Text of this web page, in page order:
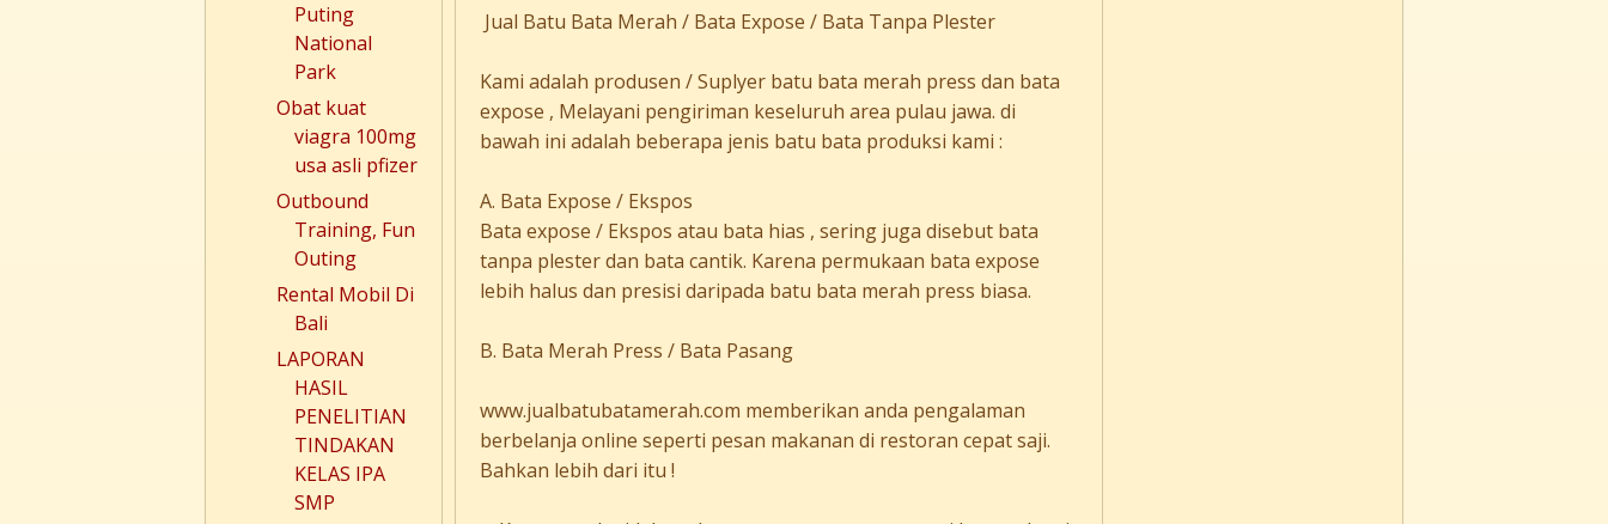
Jual Batu Bata Merah / Bata Expose / Bata Tanpa Plester
Kami adalah produsen / Suplyer batu bata merah press dan bata
expose , Melayani pengiriman keseluruh area pulau jawa. di
bawah ini adalah beberapa jenis batu bata produksi kami :
A. Bata Expose / Ekspos
Bata expose / Ekspos atau bata hias , sering juga disebut bata
tanpa plester dan bata cantik. Karena permukaan bata expose
lebih halus dan presisi daripada batu bata merah press biasa.
B. Bata Merah Press / Bata Pasang
www.jualbatubatamerah.com memberikan anda pengalaman
berbelanja online seperti pesan makanan di restoran cepat saji.
Bahkan lebih dari itu !
Puting
National
Park
Obat kuat
viagra 100mg
usa asli pfizer
Outbound
Training, Fun
Outing
Rental Mobil Di
Bali
LAPORAN
HASIL
PENELITIAN
TINDAKAN
KELAS IPA
SMP